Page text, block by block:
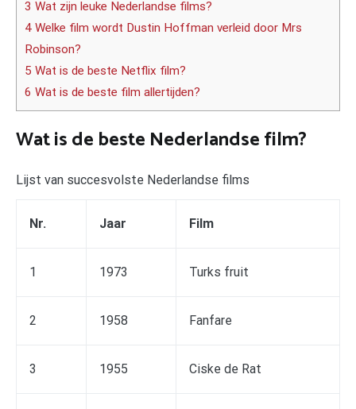
3 Wat zijn leuke Nederlandse films?
4 Welke film wordt Dustin Hoffman verleid door Mrs
Robinson?
5 Wat is de beste Netflix film?
6 Wat is de beste film allertijden?
Wat is de beste Nederlandse film?
Lijst van succesvolste Nederlandse films
Nr. Jaar Film
1 1973 Turks fruit
2 1958 Fanfare
3 1955 Ciske de Rat